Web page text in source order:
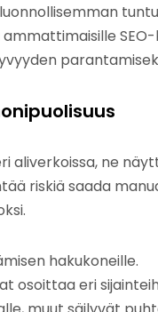
aliverkoissa, ne
riskiä saada
hakukoneille.
osoittaa eri